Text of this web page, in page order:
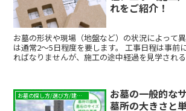
れをご紹介！
お墓の形状や現場（地盤など）の状況によって
は通常2～5日程度を要します。 工事日程は事前
ればなりませんが、施工の途中経過を見学され
お墓の探し方/選び方/建て方
お墓の一般的な
墓所の大きさと